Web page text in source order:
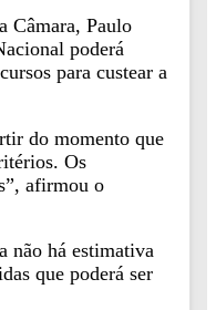
Câmara, Paulo
poderá
para custear a
do momento que
Os
afirmou o
não há estimativa
que poderá ser